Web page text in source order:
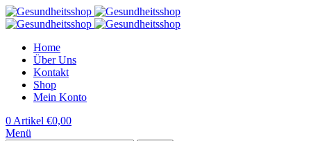
Home
Über Uns
Kontakt
Shop
Mein Konto
0 Artikel €0,00
Menü